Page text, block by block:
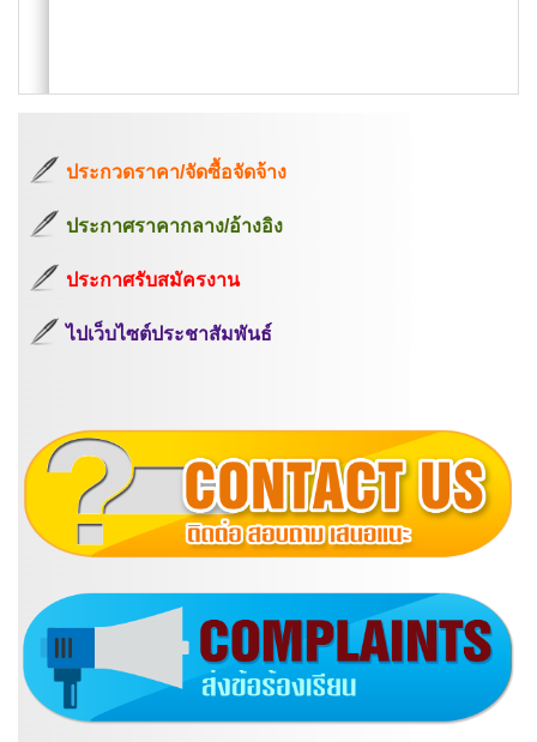
ประกวดราคา/จัดซื้อจัดจ้าง
ประกาศราคากลาง/อ้างอิง
ประกาศรับสมัครงาน
ไปเว็บไซต์ประชาสัมพันธ์